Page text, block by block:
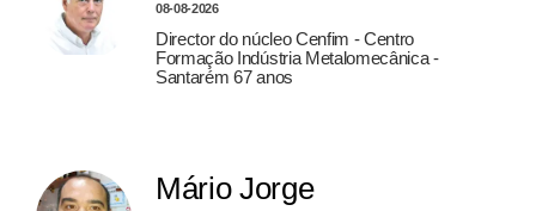
08-08-2026
Director do núcleo Cenfim - Centro
Formação Indústria Metalomecânica -
Santarém 67 anos
Mário Jorge